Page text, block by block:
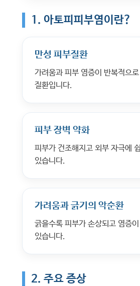
1. 아토피피부염이란?
만성 피부질환
가려움과 피부 염증이 반복적으
질환입니다.
피부 장벽 약화
피부가 건조해지고 외부 자극에
있습니다.
가려움과 긁기의 악순환
긁을수록 피부가 손상되고 염증
있습니다.
2. 주요 증상